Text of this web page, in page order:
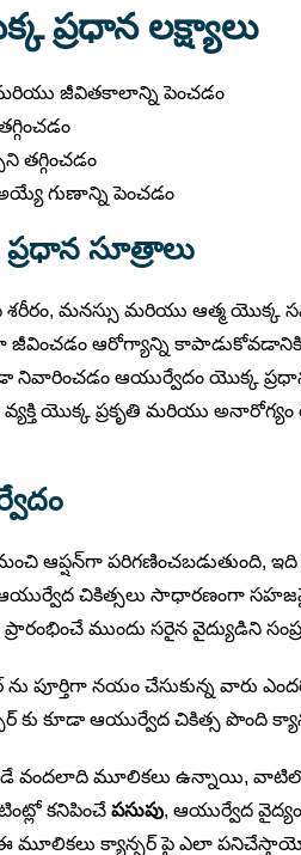
ప్రధాన లక్ష్యాలు
జీవితకాలాన్ని పెంచడం
తగ్గించడం
గుణాన్ని పెంచడం
సూత్రాలు
శరీరం, మనస్సు మరియు ఆత్మ యొక్క
జీవించడం ఆరోగ్యాన్ని
నివారించడం ఆయుర్వేదం యొక్క ప్రధాన
వ్యక్తి యొక్క ప్రకృతి మరియు
మంచి ఆప్షన్‌గా
చికిత్సలు సాధారణంగా
ముందు సరైన వైద్యుడిని
పూర్తిగా నయం చేసుకున్న వారు
కు కూడా ఆయుర్వేద చికిత్స పొంది
వందలాది మూలికలు ఉన్నాయి, వాటిలో
కనిపించే పసుపు, ఆయుర్వేద
మూలికలు క్యాన్సర్ పై ఎలా పనిచేస్తాయో